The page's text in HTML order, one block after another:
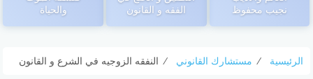
والحياة
الفقه و القانون
نجيب محفوظ
الرئيسية ⁄ مستشارك القانوني ⁄ النفقه الزوجيه في الشرع و القانون